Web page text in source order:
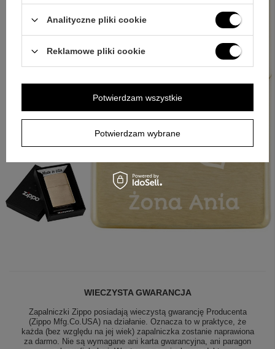
WIECZYSTA GWARANCJA
Zapalniczki Zippo posiadają wieczystą gwarancję Producenta
(Zippo Mfg.Co.USA) na działanie. Oznacza to w praktyce, że
każda (bez względu na jej wiek) zapalniczka zostanie naprawiona
za darmo. Nie są wymagane ani karta gwarancyjna, ani paragon
Analityczne pliki cookie
Reklamowe pliki cookie
Potwierdzam wybrane
Potwierdzam wszystkie